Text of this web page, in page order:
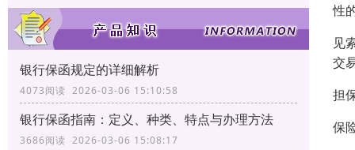
银行保函规定的详细解析
4073阅读 2026-03-06 15:10:58
银行保函指南：定义、种类、特点与办理方法
3686阅读 2026-03-06 15:08:17
性
见
交
担
保